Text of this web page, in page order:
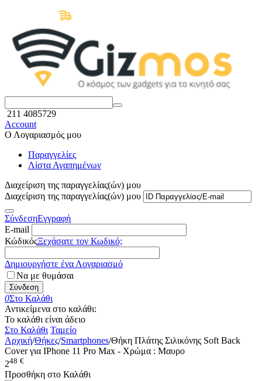
211 4085729
Account
Ο Λογαριασμός μου
Παραγγελίες
Λίστα Αγαπημένων
Διαχείριση της παραγγελίας(ών) μου
Διαχείριση της παραγγελίας(ών) μου
ΣύνδεσηΕγγραφή
E-mail
ΚώδικόςΞεχάσατε τον Κωδικό;
Δημιουργήστε ένα Λογαριασμό
Να με θυμάσαι
Σύνδεση
0Στο Καλάθι
Αντικείμενα στο καλάθι:
Το καλάθι είναι άδειο
Στο Καλάθι Ταμείο
Αρχική/Θήκες/Smartphones/Θήκη Πλάτης Σιλικόνης Soft Back
Cover για IPhone 11 Pro Max - Χρώμα : Μαυρο
248 €
Προσθήκη στο Καλάθι